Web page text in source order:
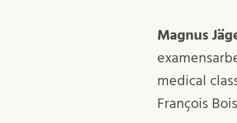
Magnus
medical
François